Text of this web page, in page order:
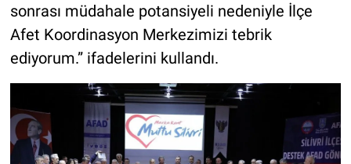
sonrası müdahale potansiyeli nedeniyle İlçe
Afet Koordinasyon Merkezimizi tebrik
ediyorum.” ifadelerini kullandı.